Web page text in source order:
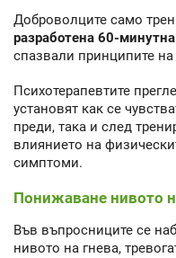
Доброволците само
разработена 60-
спазвали принципите
Психотерапевтите
установят как се
преди, така и след
влиянието на
симптоми.
Понижаване нивото
Във въпросниците се
нивото на гнева,